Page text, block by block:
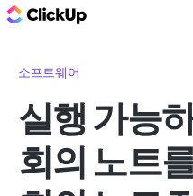
소프트웨어
실행 가능
회의 노트